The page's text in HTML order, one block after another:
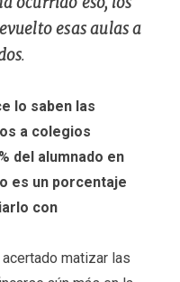
esas aulas a
.
lo saben las
a colegios
del alumnado en
es un porcentaje
con
matizar las